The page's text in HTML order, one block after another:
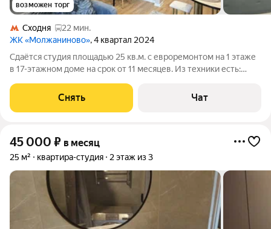
возможен торг
Сходня
22 мин.
ЖК «Молжаниново», 4 квартал 2024
Сдаётся студия площадью 25 кв.м. с евроремонтом на 1 этаже
в 17-этажном доме на срок от 11 месяцев. Из техники есть:
Пылесос Дом - монолитный, окна выходят на улицу. В
подъезде 2 лифта - 2
Снять Чат
45 000 ₽ в месяц
25 м² квартира-студия 2 этаж из 3